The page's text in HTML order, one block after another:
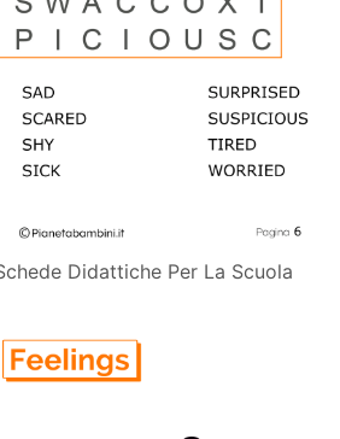
Didattiche Per La Scuola